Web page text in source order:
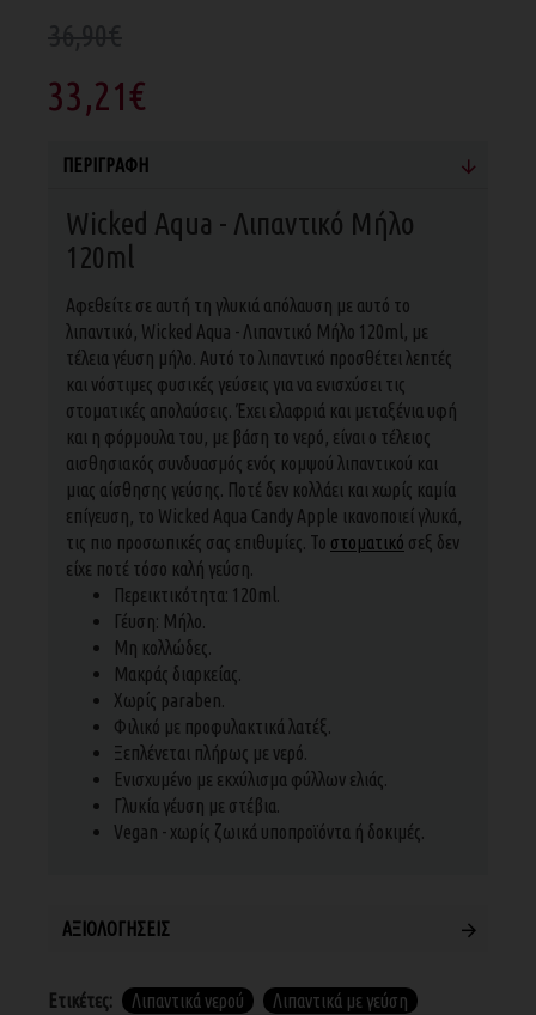
33,21€
ΠΕΡΙΓΡΑΦΉ
Wicked Aqua - Λιπαντικό Μήλο
120ml
Αφεθείτε σε αυτή τη γλυκιά απόλαυση με αυτό το
λιπαντικό, Wicked Aqua - Λιπαντικό Μήλο 120ml, με
τέλεια γέυση μήλο. Αυτό το λιπαντικό προσθέτει λεπτές
και νόστιμες φυσικές γεύσεις για να ενισχύσει τις
στοματικές απολαύσεις. Έχει ελαφριά και μεταξένια υφή
και η φόρμουλα του, με βάση το νερό, είναι ο τέλειος
αισθησιακός συνδυασμός ενός κομψού λιπαντικού και
μιας αίσθησης γεύσης. Ποτέ δεν κολλάει και χωρίς καμία
επίγευση, το Wicked Aqua Candy Apple ικανοποιεί γλυκά,
τις πιο προσωπικές σας επιθυμίες. Το στοματικό σεξ δεν
είχε ποτέ τόσο καλή γεύση.
Περεικτικότητα: 120ml.
Γέυση: Μήλο.
Μη κολλώδες.
Μακράς διαρκείας.
Χωρίς paraben.
Φιλικό με προφυλακτικά λατέξ.
Ξεπλένεται πλήρως με νερό.
Ενισχυμένο με εκχύλισμα φύλλων ελιάς.
Γλυκία γέυση με στέβια.
Vegan - χωρίς ζωικά υποπροϊόντα ή δοκιμές.
ΑΞΙΟΛΟΓΉΣΕΙΣ
Ετικέτες: Λιπαντικά νερού Λιπαντικά με γεύση